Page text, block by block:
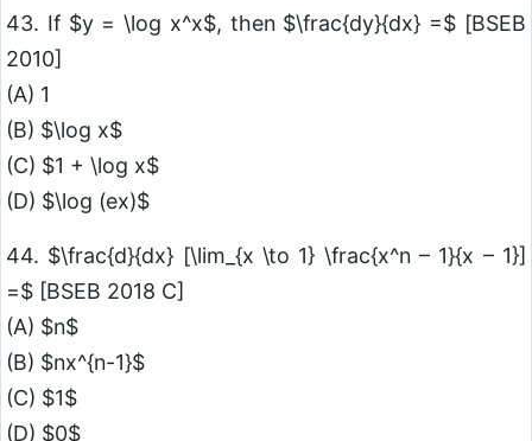
43. If $y = \log x^x$, then $\frac{dy}{dx} =$ [BSEB
2010]
(A) 1
(B) $\log x$
(C) $1 + \log x$
(D) $\log (ex)$
44. $\frac{d}{dx} [\lim_{x \to 1} \frac{x^n – 1}{x – 1}]
=$ [BSEB 2018 C]
(A) $n$
(B) $nx^{n-1}$
(C) $1$
(D) $0$